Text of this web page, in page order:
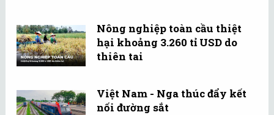
Nông nghiệp toàn cầu thiệt
hại khoảng 3.260 tỉ USD do
thiên tai
Việt Nam - Nga thúc đẩy kết
nối đường sắt